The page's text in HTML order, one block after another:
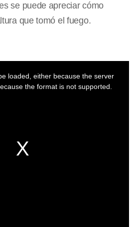
se puede apreciar cómo
que tomó el fuego.